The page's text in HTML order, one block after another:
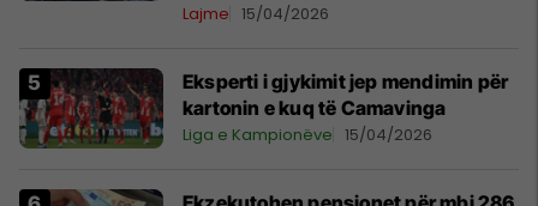
Lajme 15/04/2026
Eksperti i gjykimit jep mendimin për
kartonin e kuq të Camavinga
Liga e Kampionëve 15/04/2026